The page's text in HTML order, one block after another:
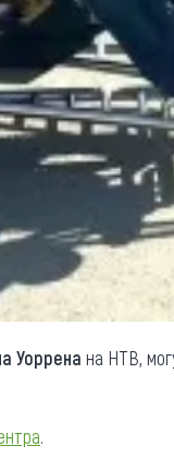
Уоррена на НТВ,
.